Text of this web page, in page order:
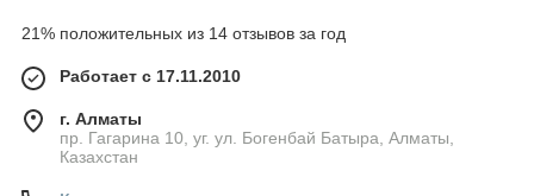
21% положительных из 14 отзывов за год
Работает с 17.11.2010
г. Алматы
пр. Гагарина 10, уг. ул. Богенбай Батыра, Алматы,
Казахстан